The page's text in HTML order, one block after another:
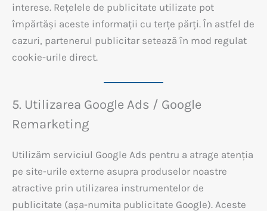
interese. Rețelele de publicitate utilizate pot
împărtăși aceste informații cu terțe părți. În astfel de
cazuri, partenerul publicitar setează în mod regulat
cookie-urile direct.
5. Utilizarea Google Ads / Google
Remarketing
Utilizăm serviciul Google Ads pentru a atrage atenția
pe site-urile externe asupra produselor noastre
atractive prin utilizarea instrumentelor de
publicitate (așa-numita publicitate Google). Aceste